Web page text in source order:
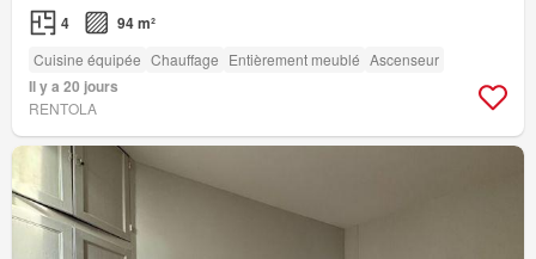
4 94 m²
Cuisine équipée Chauffage Entièrement meublé Ascenseur
Il y a 20 jours
RENTOLA